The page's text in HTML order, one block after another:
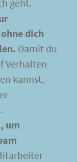
geht.
dich
Damit du
Verhalten
kannst,
um